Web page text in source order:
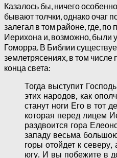
Казалось бы, ничего
бывают толчки, однако очаг
залегал в том районе, где,
Иерихона и, возможно, были
Гоморра. В Библии
землетрясениях, в том
конца света:
Тогда выступит
этих народов, как
станут ноги Его в тот
которая перед лицем
раздвоится гора
западу весьма
горы отойдет к
югу. И вы побежите в